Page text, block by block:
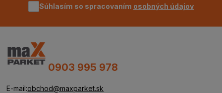
Súhlasím so spracovaním osobných údajov
0903 995 978
E-mail:obchod@maxparket.sk